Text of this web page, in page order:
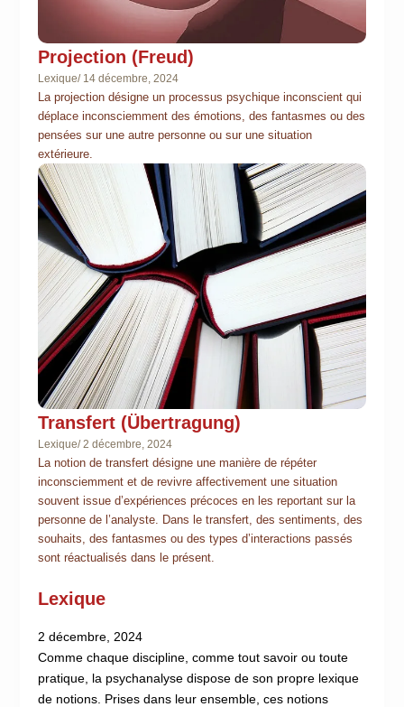
Projection (Freud)
Lexique/ 14 décembre, 2024
La projection désigne un processus psychique inconscient qui
déplace inconsciemment des émotions, des fantasmes ou des
pensées sur une autre personne ou sur une situation
extérieure.
Transfert (Übertragung)
Lexique/2 décembre, 2024
La notion de transfert désigne une manière de répéter
inconsciemment et de revivre affectivement une situation
souvent issue d’expériences précoces en les reportant sur la
personne de l’analyste. Dans le transfert, des sentiments, des
souhaits, des fantasmes ou des types d’interactions passés
sont réactualisés dans le présent.
Lexique
2 décembre, 2024
Comme chaque discipline, comme tout savoir ou toute
pratique, la psychanalyse dispose de son propre lexique
de notions. Prises dans leur ensemble, ces notions